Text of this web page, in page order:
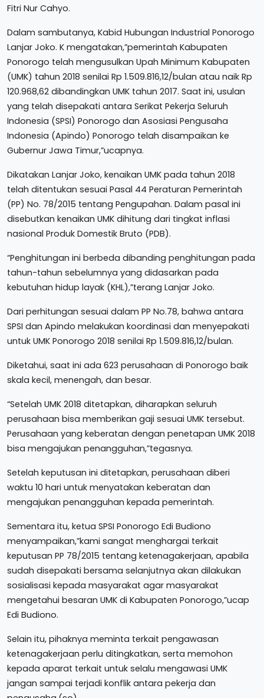
Fitri Nur Cahyo.
Dalam sambutanya, Kabid Hubungan Industrial Ponorogo
Lanjar Joko. K mengatakan,”pemerintah Kabupaten
Ponorogo telah mengusulkan Upah Minimum Kabupaten
(UMK) tahun 2018 senilai Rp 1.509.816,12/bulan atau naik Rp
120.968,62 dibandingkan UMK tahun 2017. Saat ini, usulan
yang telah disepakati antara Serikat Pekerja Seluruh
Indonesia (SPSI) Ponorogo dan Asosiasi Pengusaha
Indonesia (Apindo) Ponorogo telah disampaikan ke
Gubernur Jawa Timur,”ucapnya.
Dikatakan Lanjar Joko, kenaikan UMK pada tahun 2018
telah ditentukan sesuai Pasal 44 Peraturan Pemerintah
(PP) No. 78/2015 tentang Pengupahan. Dalam pasal ini
disebutkan kenaikan UMK dihitung dari tingkat inflasi
nasional Produk Domestik Bruto (PDB).
“Penghitungan ini berbeda dibanding penghitungan pada
tahun-tahun sebelumnya yang didasarkan pada
kebutuhan hidup layak (KHL),”terang Lanjar Joko.
Dari perhitungan sesuai dalam PP No.78, bahwa antara
SPSI dan Apindo melakukan koordinasi dan menyepakati
untuk UMK Ponorogo 2018 senilai Rp 1.509.816,12/bulan.
Diketahui, saat ini ada 623 perusahaan di Ponorogo baik
skala kecil, menengah, dan besar.
“Setelah UMK 2018 ditetapkan, diharapkan seluruh
perusahaan bisa memberikan gaji sesuai UMK tersebut.
Perusahaan yang keberatan dengan penetapan UMK 2018
bisa mengajukan penangguhan,”tegasnya.
Setelah keputusan ini ditetapkan, perusahaan diberi
waktu 10 hari untuk menyatakan keberatan dan
mengajukan penangguhan kepada pemerintah.
Sementara itu, ketua SPSI Ponorogo Edi Budiono
menyampaikan,”kami sangat menghargai terkait
keputusan PP 78/2015 tentang ketenagakerjaan, apabila
sudah disepakati bersama selanjutnya akan dilakukan
sosialisasi kepada masyarakat agar masyarakat
mengetahui besaran UMK di Kabupaten Ponorogo,”ucap
Edi Budiono.
Selain itu, pihaknya meminta terkait pengawasan
ketenagakerjaan perlu ditingkatkan, serta memohon
kepada aparat terkait untuk selalu mengawasi UMK
jangan sampai terjadi konflik antara pekerja dan